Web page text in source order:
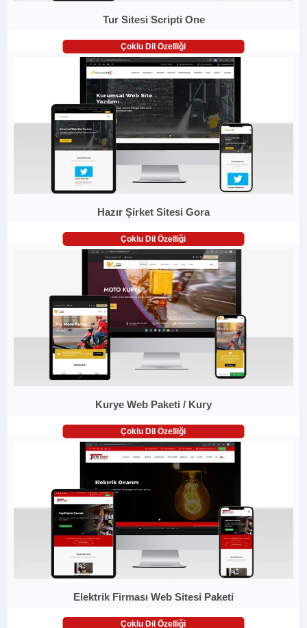
Tur Sitesi Scripti One
Çoklu Dil Özelliği
Hazır Şirket Sitesi Gora
Çoklu Dil Özelliği
Kurye Web Paketi / Kury
Çoklu Dil Özelliği
Elektrik Firması Web Sitesi Paketi
Çoklu Dil Özelliği